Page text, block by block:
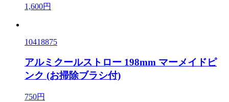
1,600円
10418875
アルミクールストロー 198mm マーメイドピ
ンク (お掃除ブラシ付)
750円